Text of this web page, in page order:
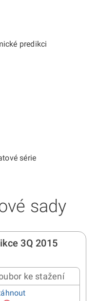
predikci
série
sady
3Q 2015
ke stažení